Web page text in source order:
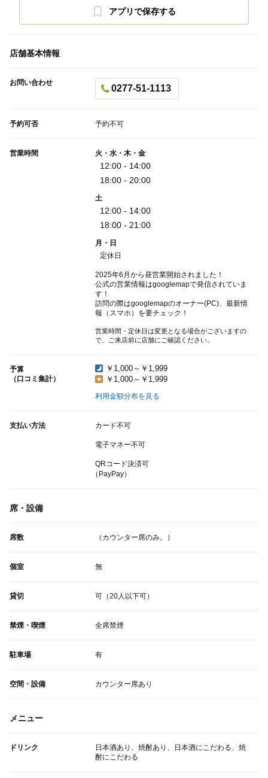
アプリで保存する
店舗基本情報
お問い合わせ
0277-51-1113
予約可否 予約不可
営業時間 火・水・木・金
12:00 - 14:00
18:00 - 20:00
土
12:00 - 14:00
18:00 - 21:00
月・日
定休日
2025年6月から昼営業開始されました！
公式の営業情報はgooglemapで発信されていま
す！
訪問の際はgooglemapのオーナー(PC)、最新情
報（スマホ）を要チェック！
営業時間・定休日は変更となる場合がございますの
で、ご来店前に店舗にご確認ください。
予算
（口コミ集計）
￥1,000～￥1,999
￥1,000～￥1,999
利用金額分布を見る
支払い方法 カード不可
電子マネー不可
QRコード決済可
（PayPay）
席・設備
席数 （カウンター席のみ。）
個室 無
貸切 可（20人以下可）
禁煙・喫煙 全席禁煙
駐車場 有
空間・設備 カウンター席あり
メニュー
ドリンク
日本酒あり、焼酎あり、日本酒にこだわる、焼
酎にこだわる